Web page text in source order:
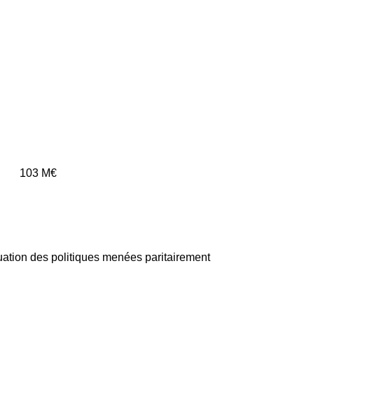
103 M€
des politiques menées paritairement